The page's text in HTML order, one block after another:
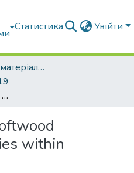
Статистика Увійти
Конференції та матеріали конференцій
Basic density of softwood broadleaved species within Ukrainian Polissia
within